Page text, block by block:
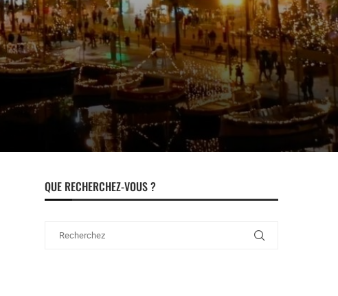
QUE RECHERCHEZ-VOUS ?